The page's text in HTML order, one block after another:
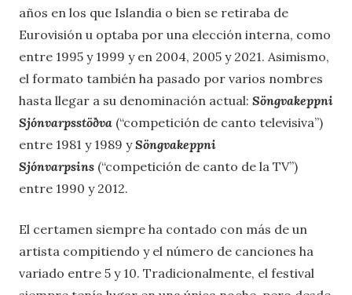
años en los que Islandia o bien se retiraba de
Eurovisión u optaba por una elección interna, como
entre 1995 y 1999 y en 2004, 2005 y 2021. Asimismo,
el formato también ha pasado por varios nombres
hasta llegar a su denominación actual: Söngvakeppni
Sjónvarpsstöðva (“competición de canto televisiva”)
entre 1981 y 1989 ySöngvakeppni
Sjónvarpsins (“competición de canto de la TV”)
entre 1990 y 2012.
El certamen siempre ha contado con más de un
artista compitiendo y el número de canciones ha
variado entre 5 y 10. Tradicionalmente, el festival